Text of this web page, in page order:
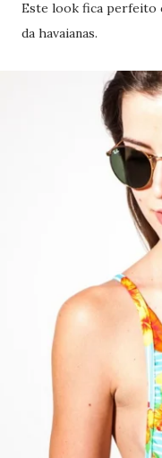
Este look fica perfeito
da havaianas.